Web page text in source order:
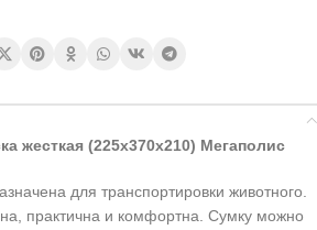
жесткая (225х370х210) Мегаполис
для транспортировки животного.
практична и комфортна. Сумку можно